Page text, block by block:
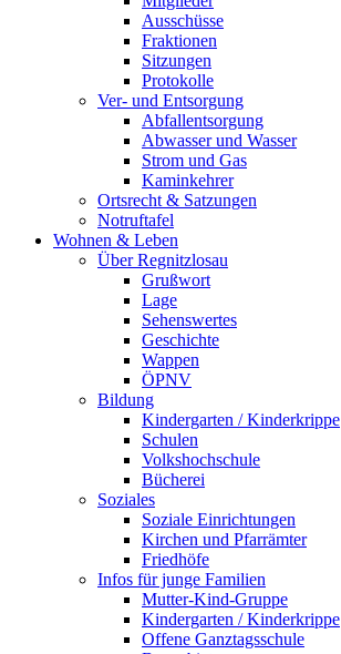
Ausschüsse
Fraktionen
Sitzungen
Protokolle
Ver- und Entsorgung
Abfallentsorgung
Abwasser und Wasser
Strom und Gas
Kaminkehrer
Ortsrecht & Satzungen
Notruftafel
Wohnen & Leben
Über Regnitzlosau
Grußwort
Lage
Sehenswertes
Geschichte
Wappen
ÖPNV
Bildung
Kindergarten / Kinderkrippe
Schulen
Volkshochschule
Bücherei
Soziales
Soziale Einrichtungen
Kirchen und Pfarrämter
Friedhöfe
Infos für junge Familien
Mutter-Kind-Gruppe
Kindergarten / Kinderkrippe
Offene Ganztagsschule